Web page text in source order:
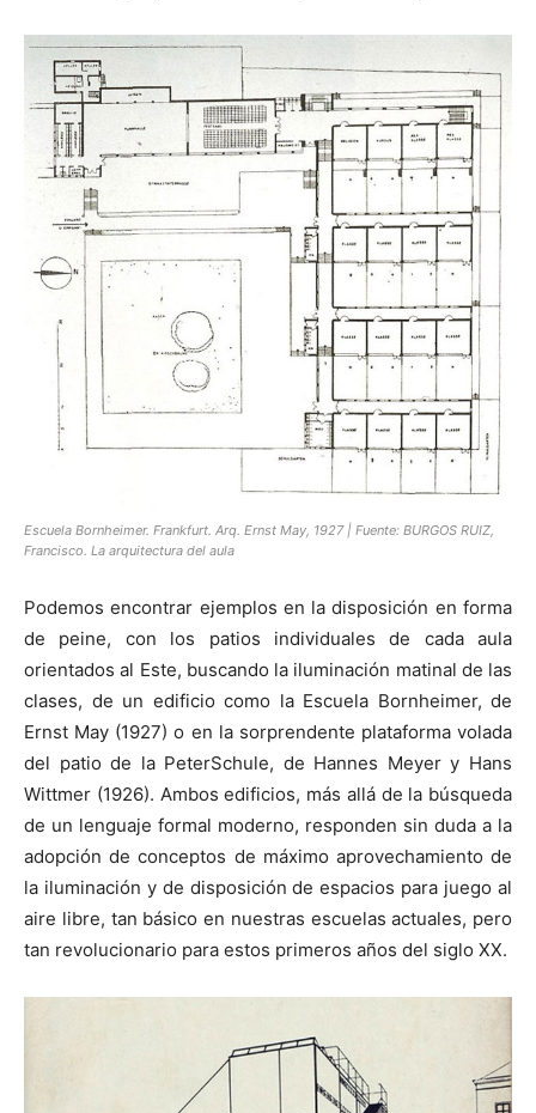
Escuela Bornheimer. Frankfurt. Arq. Ernst May, 1927 | Fuente: BURGOS RUIZ,
Francisco. La arquitectura del aula
Podemos encontrar ejemplos en la disposición en forma
de peine, con los patios individuales de cada aula
orientados al Este, buscando la iluminación matinal de las
clases, de un edificio como la Escuela Bornheimer, de
Ernst May (1927) o en la sorprendente plataforma volada
del patio de la PeterSchule, de Hannes Meyer y Hans
Wittmer (1926). Ambos edificios, más allá de la búsqueda
de un lenguaje formal moderno, responden sin duda a la
adopción de conceptos de máximo aprovechamiento de
la iluminación y de disposición de espacios para juego al
aire libre, tan básico en nuestras escuelas actuales, pero
tan revolucionario para estos primeros años del siglo XX.